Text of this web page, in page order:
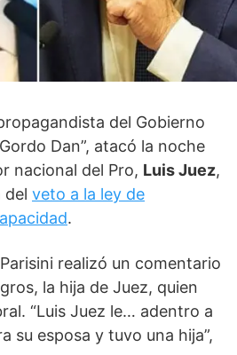
del Gobierno
Dan”, atacó la noche
nacional del Pro, Luis Juez,
del veto a la ley de
.
realizó un comentario
la hija de Juez, quien
“Luis Juez le… adentro a
su esposa y tuvo una hija”,